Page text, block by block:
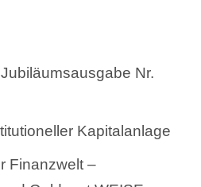
Nr.
Kapitalanlage
Finanzwelt –